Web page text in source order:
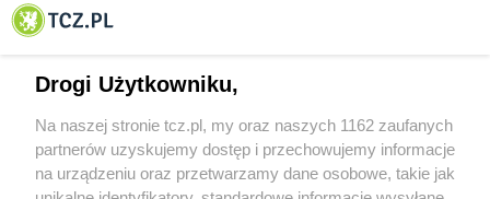
© 2001-2026 Tczew - TCZ.PL Sp. z o.o. Internetowy Serwis Informacyjny Miasta
Drogi Użytkowniku,
Na naszej stronie tcz.pl, my oraz naszych 1162 zaufanych
partnerów uzyskujemy dostęp i przechowujemy informacje
na urządzeniu oraz przetwarzamy dane osobowe, takie jak